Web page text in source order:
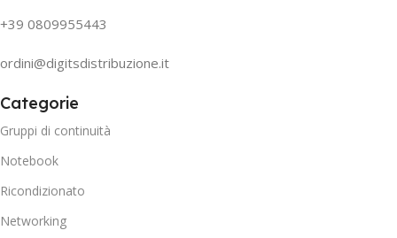
+39 0809955443
ordini@digitsdistribuzione.it
Categorie
Gruppi di continuità
Notebook
Ricondizionato
Networking